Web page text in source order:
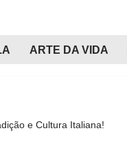
ARTE DA VIDA
e Cultura Italiana!